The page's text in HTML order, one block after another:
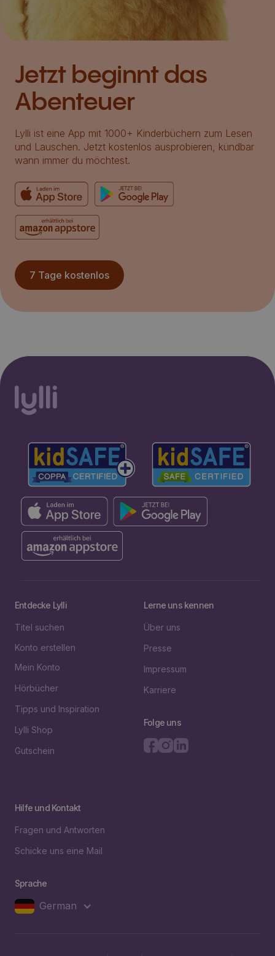
Jetzt beginnt das
Abenteuer
Lylli ist eine App mit 1000+ Kinderbüchern zum Lesen
und Lauschen. Jetzt kostenlos ausprobieren, kündbar
wann immer du möchtest.
7 Tage kostenlos
Entdecke Lylli
Titel suchen
Konto erstellen
Mein Konto
Hörbücher
Tipps und Inspiration
Lylli Shop
Gutschein
Lerne uns kennen
Über uns
Presse
Impressum
Karriere
Folge uns
Hilfe und Kontakt
Fragen und Antworten
Schicke uns eine Mail
Sprache
German